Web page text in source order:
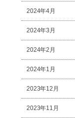
2024年4月
2024年3月
2024年2月
2024年1月
2023年12月
2023年11月